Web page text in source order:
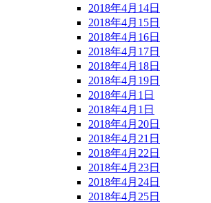
2018年4月14日
2018年4月15日
2018年4月16日
2018年4月17日
2018年4月18日
2018年4月19日
2018年4月1日
2018年4月1日
2018年4月20日
2018年4月21日
2018年4月22日
2018年4月23日
2018年4月24日
2018年4月25日